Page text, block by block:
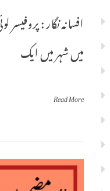
میں شہر میں ایک
Read More